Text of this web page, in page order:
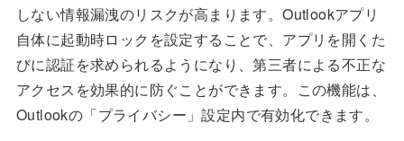
しない情報漏洩のリスクが高まります。Outlookアプリ
自体に起動時ロックを設定することで、アプリを開くた
びに認証を求められるようになり、第三者による不正な
アクセスを効果的に防ぐことができます。この機能は、
Outlookの「プライバシー」設定内で有効化できます。